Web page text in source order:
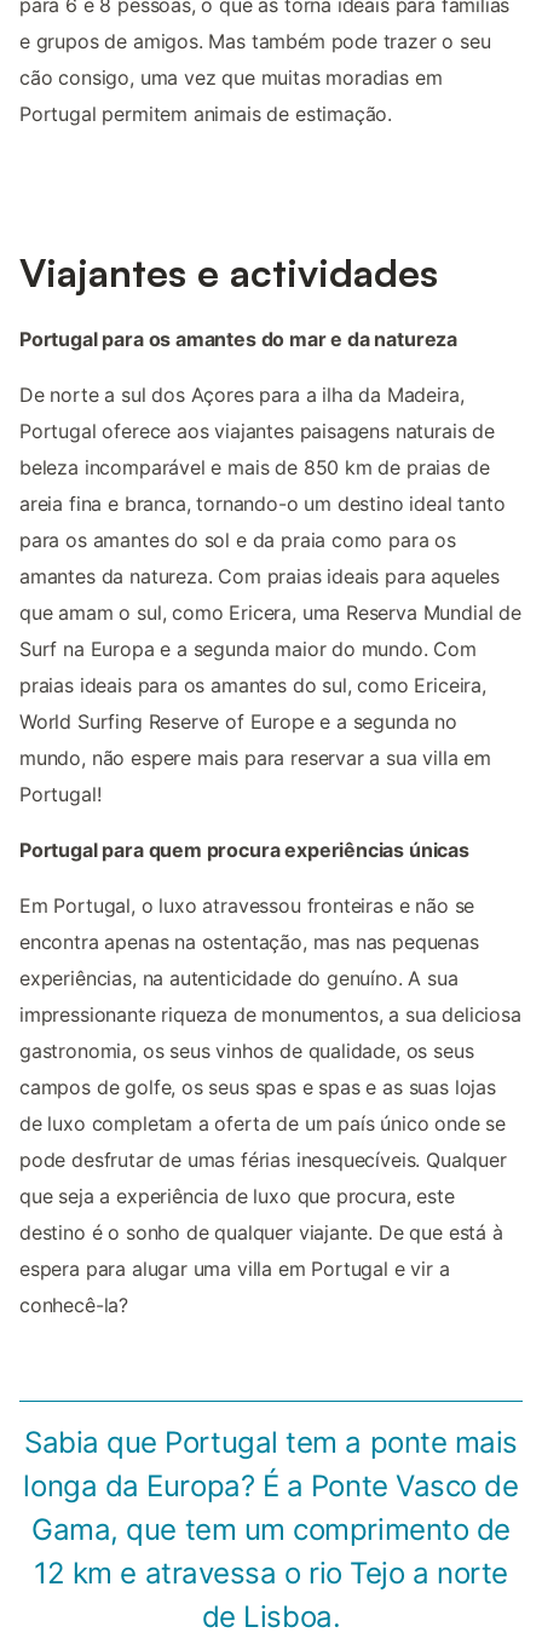
e grupos de amigos. Mas também pode trazer o seu
cão consigo, uma vez que muitas moradias em
Portugal permitem animais de estimação.
Viajantes e actividades
Portugal para os amantes do mar e da natureza
De norte a sul dos Açores para a ilha da Madeira,
Portugal oferece aos viajantes paisagens naturais de
beleza incomparável e mais de 850 km de praias de
areia fina e branca, tornando-o um destino ideal tanto
para os amantes do sol e da praia como para os
amantes da natureza. Com praias ideais para aqueles
que amam o sul, como Ericera, uma Reserva Mundial de
Surf na Europa e a segunda maior do mundo. Com
praias ideais para os amantes do sul, como Ericeira,
World Surfing Reserve of Europe e a segunda no
mundo, não espere mais para reservar a sua villa em
Portugal!
Portugal para quem procura experiências únicas
Em Portugal, o luxo atravessou fronteiras e não se
encontra apenas na ostentação, mas nas pequenas
experiências, na autenticidade do genuíno. A sua
impressionante riqueza de monumentos, a sua deliciosa
gastronomia, os seus vinhos de qualidade, os seus
campos de golfe, os seus spas e spas e as suas lojas
de luxo completam a oferta de um país único onde se
pode desfrutar de umas férias inesquecíveis. Qualquer
que seja a experiência de luxo que procura, este
destino é o sonho de qualquer viajante. De que está à
espera para alugar uma villa em Portugal e vir a
conhecê-la?
Sabia que Portugal tem a ponte mais
longa da Europa? É a Ponte Vasco de
Gama, que tem um comprimento de
12 km e atravessa o rio Tejo a norte
de Lisboa.